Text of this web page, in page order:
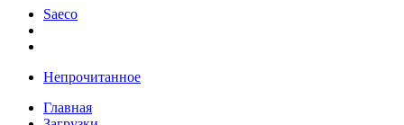
Saeco
Непрочитанное
Главная